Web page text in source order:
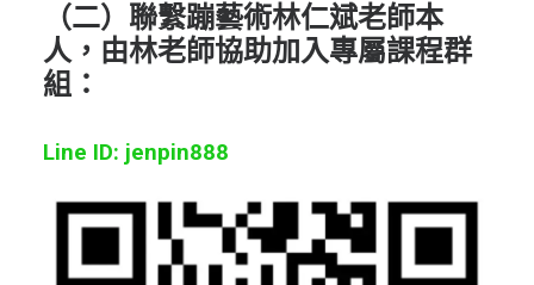
（二）聯繫蹦藝術林仁斌老師本
人，由林老師協助加入專屬課程群
組：
Line ID: jenpin888